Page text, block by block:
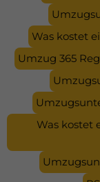
Was kostet
Umzug 365
Was kostet